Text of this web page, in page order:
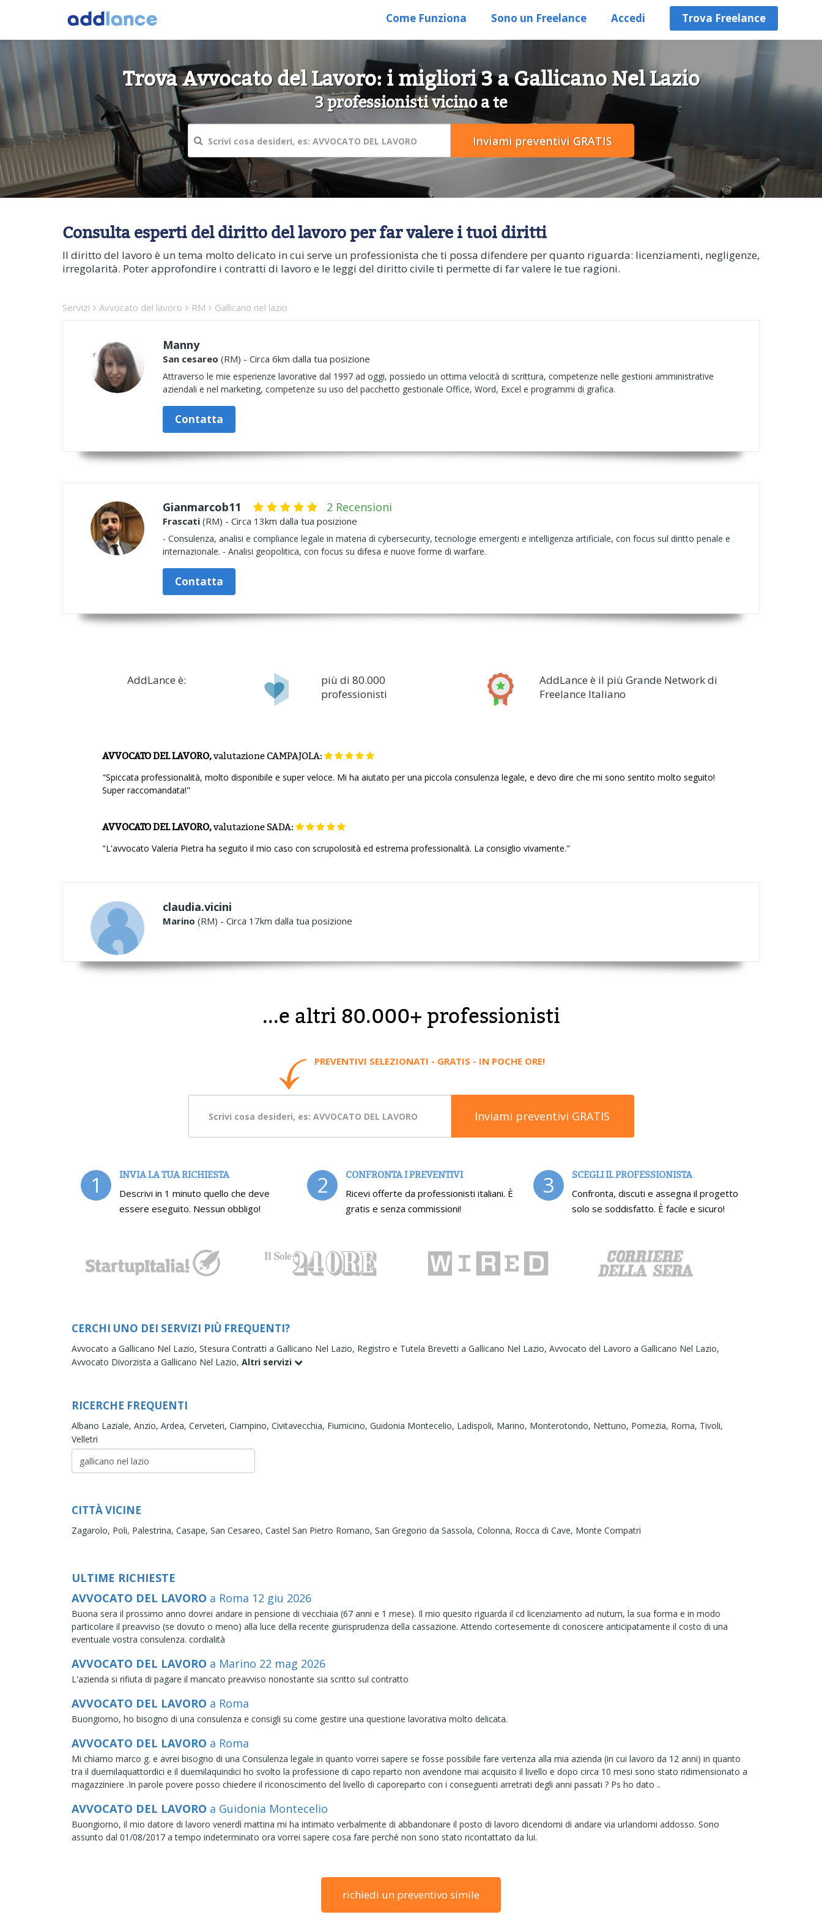
Come Funziona Sono un Freelance Accedi Trova Freelance
Trova Avvocato del Lavoro: i migliori 3 a Gallicano Nel Lazio
3 professionisti vicino a te
Consulta esperti del diritto del lavoro per far valere i tuoi diritti
Il diritto del lavoro è un tema molto delicato in cui serve un professionista che ti possa difendere per quanto riguarda: licenziamenti, negligenze,
irregolarità. Poter approfondire i contratti di lavoro e le leggi del diritto civile ti permette di far valere le tue ragioni.
Servizi Avvocato del lavoro RM Gallicano nel lazio
Manny
San cesareo (RM) - Circa 6km dalla tua posizione
Attraverso le mie esperienze lavorative dal 1997 ad oggi, possiedo un ottima velocità di scrittura, competenze nelle gestioni amministrative
aziendali e nel marketing, competenze su uso del pacchetto gestionale Office, Word, Excel e programmi di grafica.
Contatta
Gianmarcob11 2 Recensioni
Frascati (RM) - Circa 13km dalla tua posizione
- Consulenza, analisi e compliance legale in materia di cybersecurity, tecnologie emergenti e intelligenza artificiale, con focus sul diritto penale e
internazionale. - Analisi geopolitica, con focus su difesa e nuove forme di warfare.
Contatta
AddLance è:
più di 80.000
professionisti
AddLance è il più Grande Network di
Freelance Italiano
AVVOCATO DEL LAVORO,valutazioneCAMPAJOLA:
"Spiccata professionalità, molto disponibile e super veloce. Mi ha aiutato per una piccola consulenza legale, e devo dire che mi sono sentito molto seguito!
Super raccomandata!"
AVVOCATO DEL LAVORO,valutazioneSADA:
"L'avvocato Valeria Pietra ha seguito il mio caso con scrupolosità ed estrema professionalità. La consiglio vivamente."
claudia.vicini
Marino (RM) - Circa 17km dalla tua posizione
...e altri 80.000+ professionisti
PREVENTIVI SELEZIONATI - GRATIS - IN POCHE ORE!
Inviami preventivi GRATIS
1 INVIA LA TUA RICHIESTA
Descrivi in 1 minuto quello che deve
essere eseguito. Nessun obbligo!
2 CONFRONTA I PREVENTIVI
Ricevi offerte da professionisti italiani. È
gratis e senza commissioni!
3 SCEGLI IL PROFESSIONISTA
Confronta, discuti e assegna il progetto
solo se soddisfatto. È facile e sicuro!
CERCHI UNO DEI SERVIZI PIÙ FREQUENTI?
Avvocato a Gallicano Nel Lazio, Stesura Contratti a Gallicano Nel Lazio, Registro e Tutela Brevetti a Gallicano Nel Lazio, Avvocato del Lavoro a Gallicano Nel Lazio,
Avvocato Divorzista a Gallicano Nel Lazio, Altri servizi
RICERCHE FREQUENTI
Albano Laziale, Anzio, Ardea, Cerveteri, Ciampino, Civitavecchia, Fiumicino, Guidonia Montecelio, Ladispoli, Marino, Monterotondo, Nettuno, Pomezia, Roma, Tivoli,
Velletri
CITTÀ VICINE
Zagarolo, Poli, Palestrina, Casape, San Cesareo, Castel San Pietro Romano, San Gregorio da Sassola, Colonna, Rocca di Cave, Monte Compatri
ULTIME RICHIESTE
AVVOCATO DEL LAVORO a Roma 12 giu 2026
Buona sera il prossimo anno dovrei andare in pensione di vecchiaia (67 anni e 1 mese). Il mio quesito riguarda il cd licenziamento ad nutum, la sua forma e in modo
particolare il preavviso (se dovuto o meno) alla luce della recente giurisprudenza della cassazione. Attendo cortesemente di conoscere anticipatamente il costo di una
eventuale vostra consulenza. cordialità
AVVOCATO DEL LAVORO a Marino 22 mag 2026
L'azienda si rifiuta di pagare il mancato preavviso nonostante sia scritto sul contratto
AVVOCATO DEL LAVORO a Roma
Buongiorno, ho bisogno di una consulenza e consigli su come gestire una questione lavorativa molto delicata.
AVVOCATO DEL LAVORO a Roma
Mi chiamo marco g. e avrei bisogno di una Consulenza legale in quanto vorrei sapere se fosse possibile fare vertenza alla mia azienda (in cui lavoro da 12 anni) in quanto
tra il duemilaquattordici e il duemilaquindici ho svolto la professione di capo reparto non avendone mai acquisito il livello e dopo circa 10 mesi sono stato ridimensionato a
magazziniere .In parole povere posso chiedere il riconoscimento del livello di caporeparto con i conseguenti arretrati degli anni passati ? Ps ho dato ..
AVVOCATO DEL LAVORO a Guidonia Montecelio
Buongiorno, il mio datore di lavoro venerdì mattina mi ha intimato verbalmente di abbandonare il posto di lavoro dicendomi di andare via urlandomi addosso. Sono
assunto dal 01/08/2017 a tempo indeterminato ora vorrei sapere cosa fare perché non sono stato ricontattato da lui.
richiedi un preventivo simile